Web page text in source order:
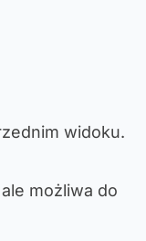
widoku.
możliwa do